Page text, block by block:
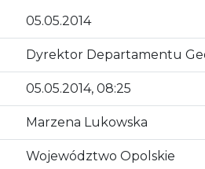
05.05.2014
Dyrektor Departamentu
05.05.2014, 08:25
Marzena Lukowska
Województwo Opolskie